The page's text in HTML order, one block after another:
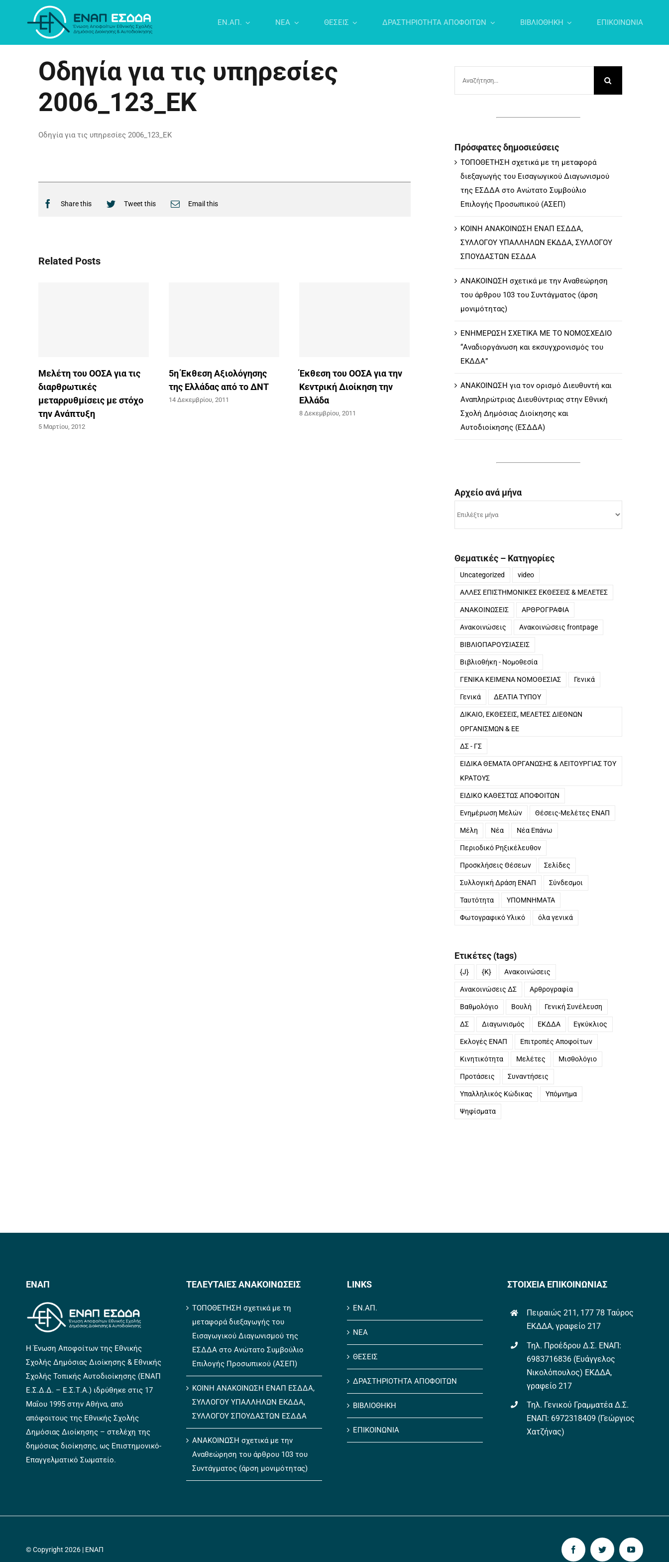
περιεχόμενο
ΕΝ.ΑΠ. NEA ΘΕΣΕΙΣ ΔΡΑΣΤΗΡΙΟΤΗΤΑ ΑΠΟΦΟΙΤΩΝ ΒΙΒΛΙΟΘΗΚΗ ΕΠΙΚΟΙΝΩΝΙΑ
Οδηγία για τις υπηρεσίες
2006_123_ΕΚ
Οδηγία για τις υπηρεσίες 2006_123_ΕΚ
Share this Tweet this Email this
Related Posts
Μελέτη του ΟΟΣΑ για τις
διαρθρωτικές
μεταρρυθμίσεις με στόχο
την Ανάπτυξη
5 Μαρτίου, 2012
5η Έκθεση Αξιολόγησης
της Ελλάδας από το ΔΝΤ
14 Δεκεμβρίου, 2011
Έκθεση του ΟΟΣΑ για την
Κεντρική Διοίκηση την
Ελλάδα
8 Δεκεμβρίου, 2011
Πρόσφατες δημοσιεύσεις
ΤΟΠΟΘΕΤΗΣΗ σχετικά με τη μεταφορά
διεξαγωγής του Εισαγωγικού Διαγωνισμού
της ΕΣΔΔΑ στο Ανώτατο Συμβούλιο
Επιλογής Προσωπικού (ΑΣΕΠ)
ΚΟΙΝΗ ΑΝΑΚΟΙΝΩΣΗ ΕΝΑΠ ΕΣΔΔΑ,
ΣΥΛΛΟΓΟΥ ΥΠΑΛΛΗΛΩΝ ΕΚΔΔΑ, ΣΥΛΛΟΓΟΥ
ΣΠΟΥΔΑΣΤΩΝ ΕΣΔΔΑ
ΑΝΑΚΟΙΝΩΣΗ σχετικά με την Αναθεώρηση
του άρθρου 103 του Συντάγματος (άρση
μονιμότητας)
ΕΝΗΜΕΡΩΣΗ ΣΧΕΤΙΚΑ ΜΕ ΤΟ ΝΟΜΟΣΧΕΔΙΟ
“Αναδιοργάνωση και εκσυγχρονισμός του
ΕΚΔΔΑ”
ΑΝΑΚΟΙΝΩΣΗ για τον ορισμό Διευθυντή και
Αναπληρώτριας Διευθύντριας στην Εθνική
Σχολή Δημόσιας Διοίκησης και
Αυτοδιοίκησης (ΕΣΔΔΑ)
Αρχείο ανά μήνα
Θεματικές – Κατηγορίες
Uncategorized video
ΑΛΛΕΣ ΕΠΙΣΤΗΜΟΝΙΚΕΣ ΕΚΘΕΣΕΙΣ & ΜΕΛΕΤΕΣ
ΑΝΑΚΟΙΝΩΣΕΙΣ ΑΡΘΡΟΓΡΑΦΙΑ
Ανακοινώσεις Ανακοινώσεις frontpage
ΒΙΒΛΙΟΠΑΡΟΥΣΙΑΣΕΙΣ
Βιβλιοθήκη - Νομοθεσία
ΓΕΝΙΚΑ ΚΕΙΜΕΝΑ ΝΟΜΟΘΕΣΙΑΣ Γενικά
Γενικά ΔΕΛΤΙΑ ΤΥΠΟΥ
ΔΙΚΑΙΟ, ΕΚΘΕΣΕΙΣ, ΜΕΛΕΤΕΣ ΔΙΕΘΝΩΝ
ΟΡΓΑΝΙΣΜΩΝ & ΕΕ
ΔΣ - ΓΣ
ΕΙΔΙΚΑ ΘΕΜΑΤΑ ΟΡΓΑΝΩΣΗΣ & ΛΕΙΤΟΥΡΓΙΑΣ ΤΟΥ
ΚΡΑΤΟΥΣ
ΕΙΔΙΚΟ ΚΑΘΕΣΤΩΣ ΑΠΟΦΟΙΤΩΝ
Ενημέρωση Μελών Θέσεις-Μελέτες ΕΝΑΠ
Μέλη Νέα Νέα Επάνω
Περιοδικό Ρηξικέλευθον
Προσκλήσεις Θέσεων Σελίδες
Συλλογική Δράση ΕΝΑΠ Σύνδεσμοι
Ταυτότητα ΥΠΟΜΝΗΜΑΤΑ
Φωτογραφικό Υλικό όλα γενικά
Ετικέτες (tags)
{J} {K} Ανακοινώσεις
Ανακοινώσεις ΔΣ Αρθρογραφία
Βαθμολόγιο Βουλή Γενική Συνέλευση
ΔΣ Διαγωνισμός ΕΚΔΔΑ Εγκύκλιος
Εκλογές ΕΝΑΠ Επιτροπές Αποφοίτων
Κινητικότητα Μελέτες Μισθολόγιο
Προτάσεις Συναντήσεις
Υπαλληλικός Κώδικας Υπόμνημα
Ψηφίσματα
ΕΝΑΠ
Η Ένωση Αποφοίτων της Εθνικής
Σχολής Δημόσιας Διοίκησης & Εθνικής
Σχολής Τοπικής Αυτοδιοίκησης (ΕΝΑΠ
Ε.Σ.Δ.Δ. – Ε.Σ.Τ.Α.) ιδρύθηκε στις 17
Μαΐου 1995 στην Αθήνα, από
απόφοιτους της Εθνικής Σχολής
Δημόσιας Διοίκησης – στελέχη της
δημόσιας διοίκησης, ως Επιστημονικό-
Επαγγελματικό Σωματείο.
ΤΕΛΕΥΤΑΙΕΣ ΑΝΑΚΟΙΝΩΣΕΙΣ
ΤΟΠΟΘΕΤΗΣΗ σχετικά με τη
μεταφορά διεξαγωγής του
Εισαγωγικού Διαγωνισμού της
ΕΣΔΔΑ στο Ανώτατο Συμβούλιο
Επιλογής Προσωπικού (ΑΣΕΠ)
ΚΟΙΝΗ ΑΝΑΚΟΙΝΩΣΗ ΕΝΑΠ ΕΣΔΔΑ,
ΣΥΛΛΟΓΟΥ ΥΠΑΛΛΗΛΩΝ ΕΚΔΔΑ,
ΣΥΛΛΟΓΟΥ ΣΠΟΥΔΑΣΤΩΝ ΕΣΔΔΑ
ΑΝΑΚΟΙΝΩΣΗ σχετικά με την
Αναθεώρηση του άρθρου 103 του
Συντάγματος (άρση μονιμότητας)
LINKS
ΕΝ.ΑΠ.
ΝΕΑ
ΘΕΣΕΙΣ
ΔΡΑΣΤΗΡΙΟΤΗΤΑ ΑΠΟΦΟΙΤΩΝ
ΒΙΒΛΙΟΘΗΚΗ
ΕΠΙΚΟΙΝΩΝΙΑ
ΣΤΟΙΧΕΙΑ ΕΠΙΚΟΙΝΩΝΙΑΣ
Πειραιώς 211, 177 78 Ταύρος
ΕΚΔΔΑ, γραφείο 217
Τηλ. Προέδρου Δ.Σ. ΕΝΑΠ:
6983716836 (Ευάγγελος
Νικολόπουλος) ΕΚΔΔΑ,
γραφείο 217
Τηλ. Γενικού Γραμματέα Δ.Σ.
ΕΝΑΠ: 6972318409 (Γεώργιος
Χατζήνας)
© Copyright 2026 | ΕΝΑΠ